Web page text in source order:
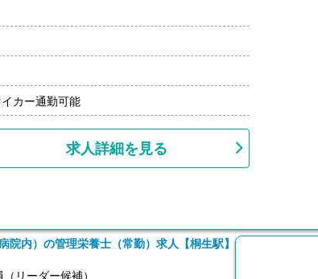
績、各個人実績に応じて決定（前年度実績 2.0
カー通勤可能
求人詳細を見る
院内）の管理栄養士（常勤）求人【桐生駅】
リーダー候補）